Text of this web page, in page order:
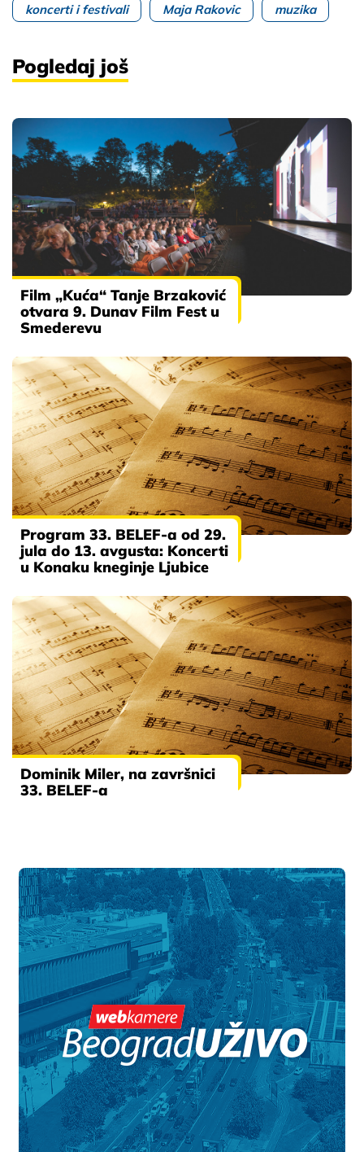
koncerti i festivali Maja Rakovic muzika
Pogledaj još
Film „Kuća“ Tanje Brzaković
otvara 9. Dunav Film Fest u
Smederevu
Program 33. BELEF-a od 29.
jula do 13. avgusta: Koncerti
u Konaku kneginje Ljubice
Dominik Miler, na završnici
33. BELEF-a